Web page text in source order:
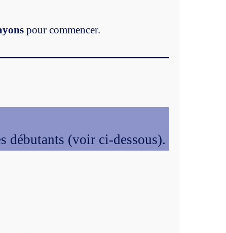
pour commencer.
débutants (voir ci-dessous).